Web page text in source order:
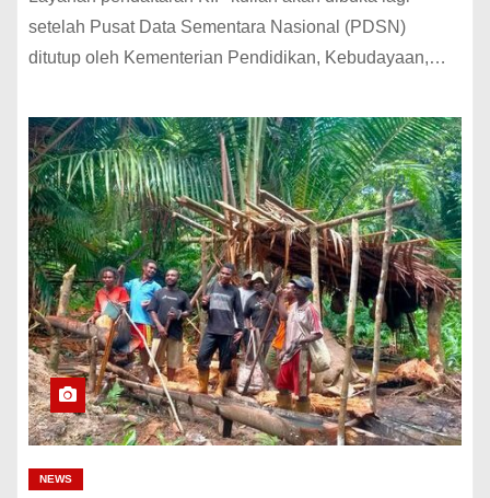
setelah Pusat Data Sementara Nasional (PDSN)
ditutup oleh Kementerian Pendidikan, Kebudayaan,…
NEWS